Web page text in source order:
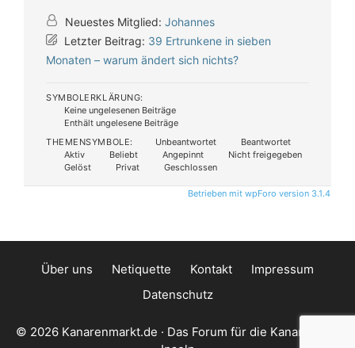
Neuestes Mitglied: Johannes
Letzter Beitrag: 39 Ertrunkene in sieben
Monaten – warum ändert sich nichts?
SYMBOLERKLÄRUNG:
Keine ungelesenen Beiträge
Enthält ungelesene Beiträge
THEMENSYMBOLE:
Unbeantwortet
Beantwortet
Aktiv
Beliebt Angepinnt
Nicht freigegeben
Gelöst
Privat Geschlossen
Betrieben mit wpForo version 3.1.4
Über uns Netiquette Kontakt
Impressum
Datenschutz
© 2026 Kanarenmarkt.de · Das Forum für die Kanarischen